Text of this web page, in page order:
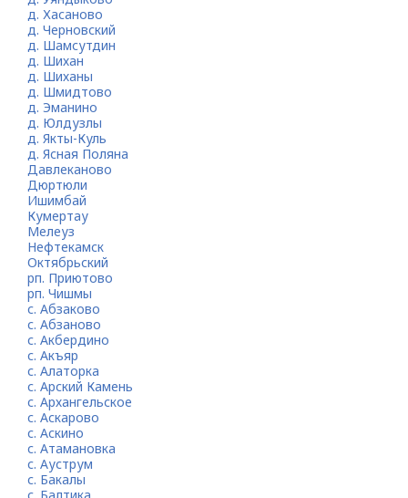
д. Хасаново
д. Черновский
д. Шамсутдин
д. Шихан
д. Шиханы
д. Шмидтово
д. Эманино
д. Юлдузлы
д. Якты-Куль
д. Ясная Поляна
Давлеканово
Дюртюли
Ишимбай
Кумертау
Мелеуз
Нефтекамск
Октябрьский
рп. Приютово
рп. Чишмы
с. Абзаково
с. Абзаново
с. Акбердино
с. Акъяр
с. Алаторка
с. Арский Камень
с. Архангельское
с. Аскарово
с. Аскино
с. Атамановка
с. Ауструм
с. Бакалы
с. Балтика